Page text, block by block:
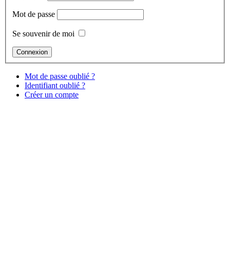
Mot de passe
Se souvenir de moi
Mot de passe oublié ?
Identifiant oublié ?
Créer un compte